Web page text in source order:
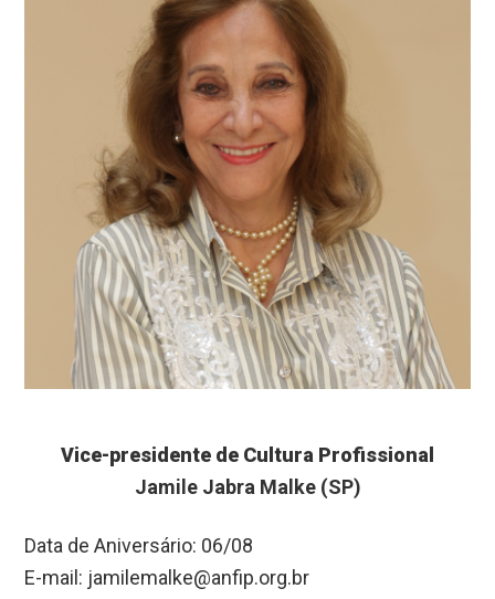
Vice-presidente de Cultura Profissional
Jamile Jabra Malke (SP)
Data de Aniversário: 06/08
E-mail: jamilemalke@anfip.org.br